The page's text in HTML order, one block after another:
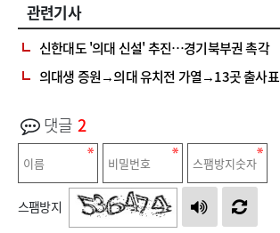
관련기사
신한대도 '의대 신설' 추진…경기북부권 촉각
의대생 증원→의대 유치전 가열→13곳 출사표
댓글 2
스팸방지